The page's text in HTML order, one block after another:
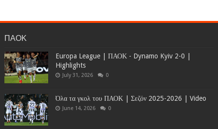
ΠΑΟΚ
Europa League | ΠΑΟΚ - Dynamo Kyiv 2-0 |
Highlights
July 31, 2026 0
Όλα τα γκολ του ΠΑΟΚ | Σεζόν 2025-2026 | Video
June 14, 2026 0